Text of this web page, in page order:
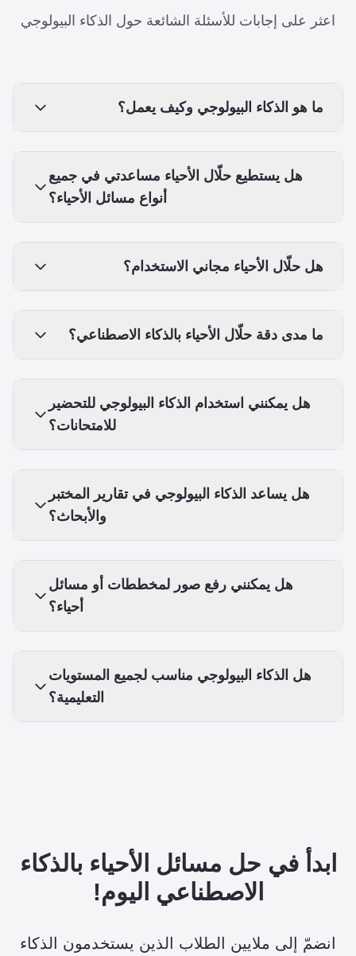
اعثر على إجابات للأسئلة الشائعة حول الذكاء البيولوجي
ما هو الذكاء البيولوجي وكيف يعمل؟
هل يستطيع حلّال الأحياء مساعدتي في جميع
أنواع مسائل الأحياء؟
هل حلّال الأحياء مجاني الاستخدام؟
ما مدى دقة حلّال الأحياء بالذكاء الاصطناعي؟
هل يمكنني استخدام الذكاء البيولوجي للتحضير
للامتحانات؟
هل يساعد الذكاء البيولوجي في تقارير المختبر
والأبحاث؟
هل يمكنني رفع صور لمخططات أو مسائل
أحياء؟
هل الذكاء البيولوجي مناسب لجميع المستويات
التعليمية؟
ابدأ في حل مسائل الأحياء بالذكاء
الاصطناعي اليوم!
انضمّ إلى ملايين الطلاب الذين يستخدمون الذكاء